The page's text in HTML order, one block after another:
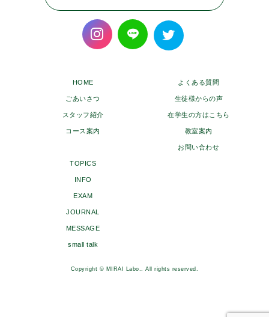
HOME
ごあいさつ
スタッフ紹介
コース案内
よくある質問
生徒様からの声
在学生の方はこちら
教室案内
お問い合わせ
TOPICS
INFO
EXAM
JOURNAL
MESSAGE
small talk
Copyright © MIRAI Labo.. All rights reserved.